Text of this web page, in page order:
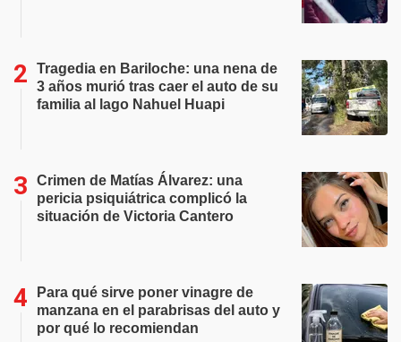
Tragedia en Bariloche: una nena de
3 años murió tras caer el auto de su
familia al lago Nahuel Huapi
Crimen de Matías Álvarez: una
pericia psiquiátrica complicó la
situación de Victoria Cantero
Para qué sirve poner vinagre de
manzana en el parabrisas del auto y
por qué lo recomiendan